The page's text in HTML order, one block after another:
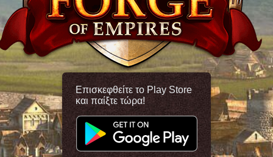
Επισκεφθείτε το Play Store
και παίξτε τώρα!